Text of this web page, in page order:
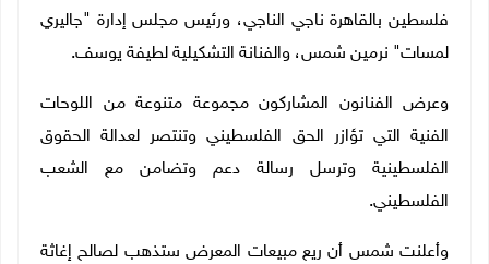
فلسطين بالقاهرة ناجي الناجي، ورئيس مجلس إدارة "جاليري
لمسات" نرمين شمس، والفنانة التشكيلية لطيفة يوسف.
وعرض الفنانون المشاركون مجموعة متنوعة من اللوحات
الفنية التي تؤازر الحق الفلسطيني وتنتصر لعدالة الحقوق
الفلسطينية وترسل رسالة دعم وتضامن مع الشعب
الفلسطيني.
وأعلنت شمس أن ريع مبيعات المعرض ستذهب لصالح إغاثة